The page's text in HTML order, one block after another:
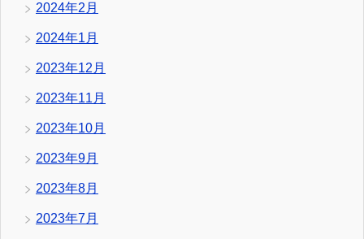
2024年2月
2024年1月
2023年12月
2023年11月
2023年10月
2023年9月
2023年8月
2023年7月